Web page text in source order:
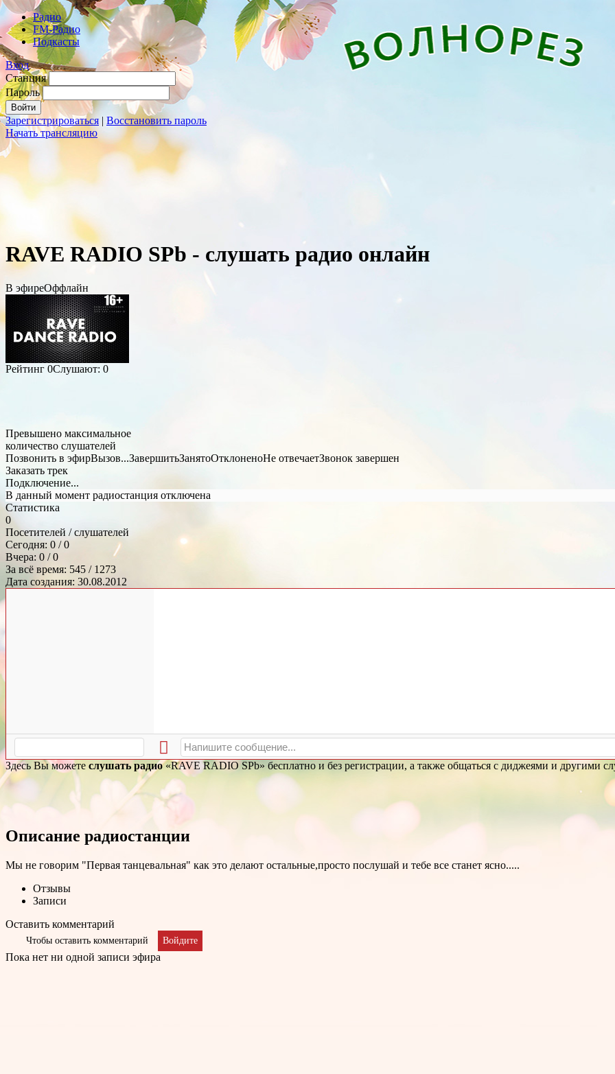
Радио
FM-Радио
Подкасты
Вход
Станция
Пароль
Зарегистрироваться | Восстановить пароль
Начать трансляцию
RAVE RADIO SPb - слушать радио онлайн
В эфиреОффлайн
Рейтинг 0Слушают: 0
Превышено максимальное
количество слушателей
Позвонить в эфирВызов...ЗавершитьЗанятоОтклоненоНе отвечаетЗвонок завершен
Заказать трек
Подключение...
В данный момент радиостанция отключена
Статистика
0
Посетителей / слушателей
Сегодня: 0 / 0
Вчера: 0 / 0
За всё время: 545 / 1273
Дата создания: 30.08.2012
Здесь Вы можете слушать радио«RAVE RADIO SPb» бесплатно и без регистрации, а также общаться с диджеями и другими
Описание радиостанции
Мы не говорим "Первая танцевальная" как это делают остальные,просто послушай и тебе все станет ясно.....
Отзывы
Записи
Оставить комментарий
Чтобы оставить комментарий Войдите
Пока нет ни одной записи эфира